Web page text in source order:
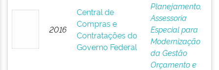
2016
Central de
Compras e
Contratações do
Governo Federal
Planejamento,
Assessoria
Especial para
Modernização
da Gestão
Orçamento e